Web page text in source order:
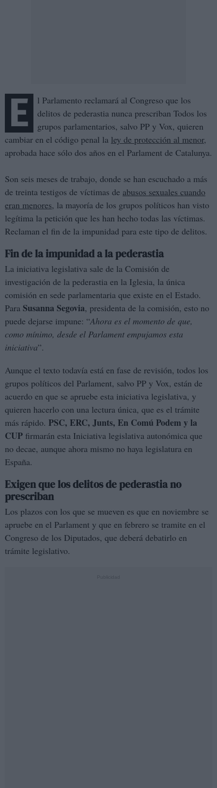
E
l Parlamento reclamará al Congreso que los
delitos de pederastia nunca prescriban Todos los
grupos parlamentarios, salvo PP y Vox, quieren
cambiar en el código penal la ley de protección al menor,
aprobada hace sólo dos años en el Parlament de Catalunya.
Son seis meses de trabajo, donde se han escuchado a más
de treinta testigos de víctimas de abusos sexuales cuando
eran menores, la mayoría de los grupos políticos han visto
legítima la petición que les han hecho todas las víctimas.
Reclaman el fin de la impunidad para este tipo de delitos.
Fin de la impunidad a la pederastia
La iniciativa legislativa sale de la Comisión de
investigación de la pederastia en la Iglesia, la única
comisión en sede parlamentaria que existe en el Estado.
Para Susanna Segovia, presidenta de la comisión, esto no
puede dejarse impune: “Ahora es el momento de que,
como mínimo, desde el Parlament empujamos esta
iniciativa”.
Aunque el texto todavía está en fase de revisión, todos los
grupos políticos del Parlament, salvo PP y Vox, están de
acuerdo en que se apruebe esta iniciativa legislativa, y
quieren hacerlo con una lectura única, que es el trámite
más rápido. PSC, ERC, Junts, En Comú Podem y la
CUP firmarán esta Iniciativa legislativa autonómica que
no decae, aunque ahora mismo no haya legislatura en
España.
Exigen que los delitos de pederastia no
prescriban
Los plazos con los que se mueven es que en noviembre se
apruebe en el Parlament y que en febrero se tramite en el
Congreso de los Diputados, que deberá debatirlo en
trámite legislativo.